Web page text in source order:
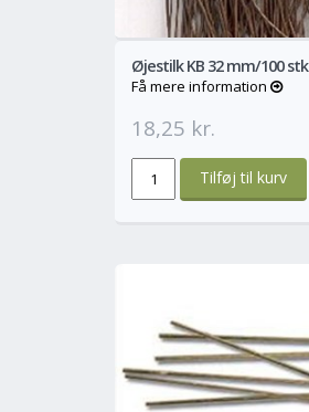
Øjestilk KB 32 mm/100 stk
Få mere information
18,25 kr.